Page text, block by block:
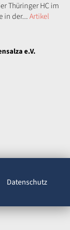
Thüringer HC im
in der...Artikel
e.V.
Datenschutz